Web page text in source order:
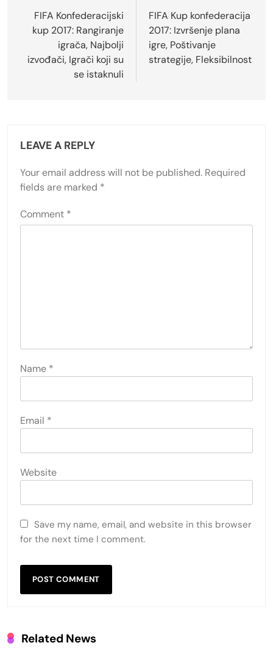
navigation
FIFA Konfederacijski
kup 2017: Rangiranje
igrača, Najbolji
izvođači, Igrači koji su
se istaknuli
FIFA Kup konfederacija
2017: Izvršenje plana
igre, Poštivanje
strategije, Fleksibilnost
LEAVE A REPLY
Your email address will not be published. Required
fields are marked *
Comment *
Name *
Email *
Website
Save my name, email, and website in this browser
for the next time I comment.
Related News